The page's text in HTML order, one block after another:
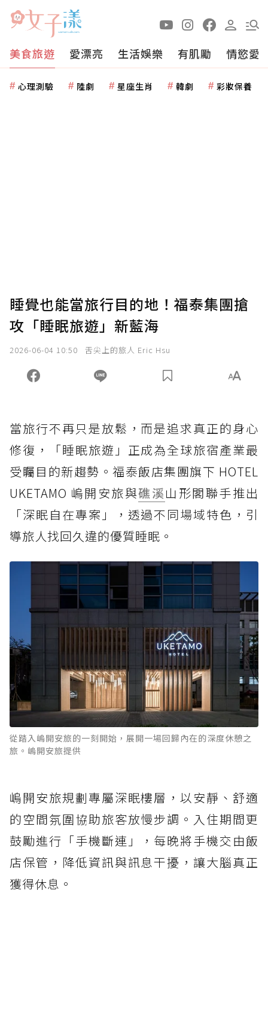
美食旅遊 愛漂亮 生活娛樂 有肌勵 情慾愛
心理測驗 陸劇 星座生肖 韓劇 彩妝保養
睡覺也能當旅行目的地！福泰集團搶
攻「睡眠旅遊」新藍海
2026-06-04 10:50 舌尖上的旅人 Eric Hsu
當旅行不再只是放鬆，而是追求真正的身心
修復，「睡眠旅遊」正成為全球旅宿產業最
受矚目的新趨勢。福泰飯店集團旗下 HOTEL
UKETAMO 嵨開安旅與礁溪山形閣聯手推出
「深眠自在專案」，透過不同場域特色，引
導旅人找回久違的優質睡眠。
從踏入嵨開安旅的一刻開始，展開一場回歸內在的深度休憩之
旅。嵨開安旅提供
嵨開安旅規劃專屬深眠樓層，以安靜、舒適
的空間氛圍協助旅客放慢步調。入住期間更
鼓勵進行「手機斷連」，每晚將手機交由飯
店保管，降低資訊與訊息干擾，讓大腦真正
獲得休息。